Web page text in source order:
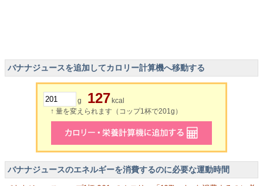
バナナジュースを追加してカロリー計算機へ移動する
g 127 kcal
↑ 量を変えられます（コップ1杯で201g）
バナナジュースのエネルギーを消費するのに必要な運動時間